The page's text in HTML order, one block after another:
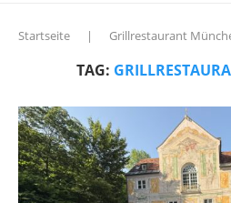
Startseite | Grillrestaurant
TAG: